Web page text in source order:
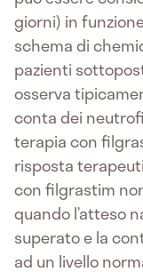
giorni) in
schema di
pazienti
osserva
conta dei
terapia con
risposta
con filgrastim
quando l’atteso
superato e la
ad un livello